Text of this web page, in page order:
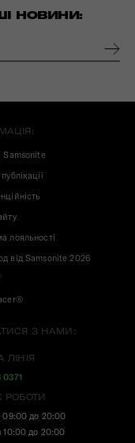
НОВИНИ:
Samsonite
лояльності
від Samsonite 2026
З НАМИ:
ЛІНІЯ
РОБОТИ
09:00 до 20:00
10:00 до 20:00